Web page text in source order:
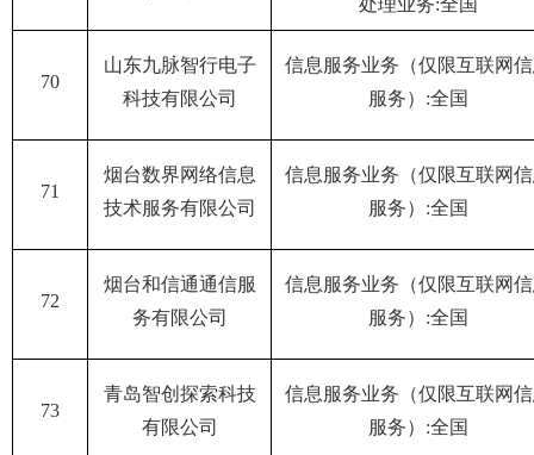
处理业务:全国
70
山东九脉智行电子
科技有限公司
信息服务业务（仅限互联网
服务）:全国
71
烟台数界网络信息
技术服务有限公司
信息服务业务（仅限互联网
服务）:全国
72
烟台和信通通信服
务有限公司
信息服务业务（仅限互联网
服务）:全国
73
青岛智创探索科技
有限公司
信息服务业务（仅限互联网
服务）:全国